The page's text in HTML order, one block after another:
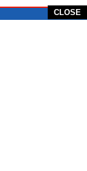
CLOSE